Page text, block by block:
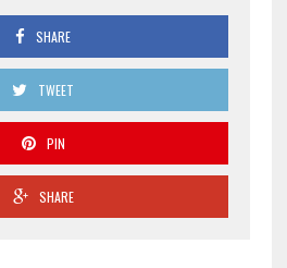
SHARE
TWEET
PIN
SHARE